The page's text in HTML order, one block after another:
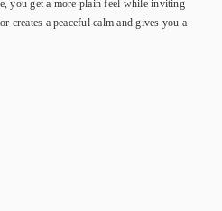
you get a more plain feel while inviting
creates a peaceful calm and gives you a